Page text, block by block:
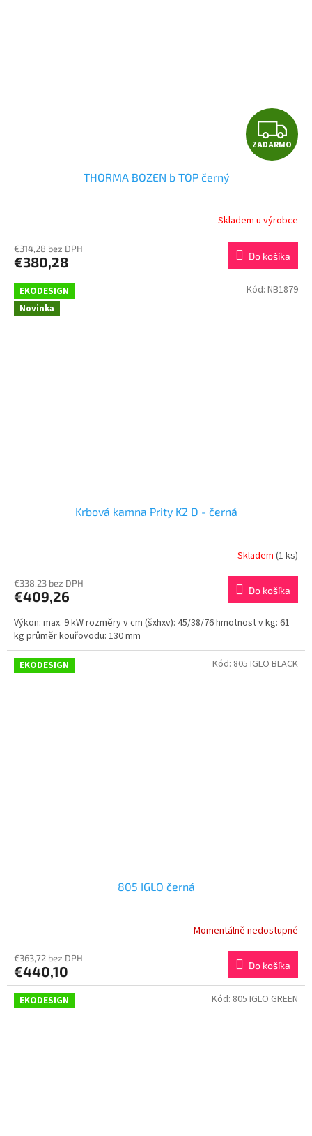
Z
A
A
R
M
ZADARMO
THORMA BOZEN b TOP černý
Skladem u výrobce
€314,28 bez DPH
€380,28 Do košíka
EKODESIGN
Novinka
Krbová kamna Prity K2 D - černá
Skladem (1 ks)
€338,23 bez DPH
€409,26 Do košíka
Výkon: max. 9 kW rozměry v cm (šxhxv): 45/38/76 hmotnost v kg: 61
kg průměr kouřovodu: 130 mm
Kód: NB1879
EKODESIGN
805 IGLO černá
Momentálně nedostupné
€363,72 bez DPH
€440,10 Do košíka
Kód: 805 IGLO BLACK
EKODESIGN Kód: 805 IGLO GREEN